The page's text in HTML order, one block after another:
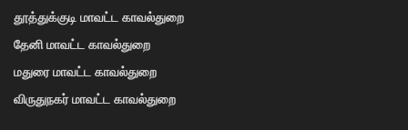
தூத்துக்குடி மாவட்ட காவல்துறை
தேனி மாவட்ட காவல்துறை
மதுரை மாவட்ட காவல்துறை
விருதுநகர் மாவட்ட காவல்துறை